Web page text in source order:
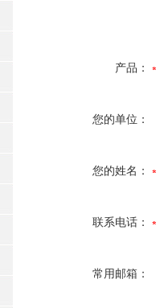
产品：
您的单位：
您的姓名：
联系电话：
常用邮箱：